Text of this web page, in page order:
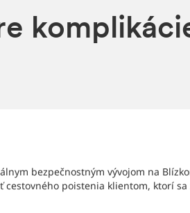
bezpečnostným vývojom na
cestovného poistenia klientom, ktorí